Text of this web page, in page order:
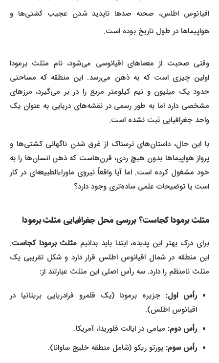
اقیانوس اطلس، صحنه صدها ناپدید شدن عجیب کشتی‌ها و
هواپیماها در طول تاریخ بوده است.
وقتی صحبت از معماهای اقیانوسی می‌شود، نام مثلث برمودا
اولین چیزی است که به ذهن می‌رسد. این منطقه که مساحتی
حدود یک میلیون و نیم کیلومتر مربع را در بر می‌گیرد، مرزهای
مشخصی دارد اما به طور رسمی در نقشه‌های دریایی به عنوان یک
واحد جغرافیایی ثبت نشده است.
با این حال، داستان‌های ترسناک از غرق شدن ناگهانی کشتی‌ها و
پرواز هواپیماها بدون هیچ ردی، قرن‌هاست که ذهن انسان‌ها را به
خود مشغول کرده است. اما آیا واقعاً نیروی ماوراءالطبیعه‌ای در کار
است یا توضیحات علمی ساده‌تری وجود دارد؟
مثلث برمودا کجاست؟ بررسی محل جغرافیایی مثلث برمودا
برای درک بهتر این پدیده، ابتدا باید بدانیممثلث برمودا کجاست.
این منطقه در شمال اقیانوس اطلس قرار دارد و شکل تقریبی یک
مثلث نامنظم را دارد. سه رأس اصلی این مثلث عبارتند از:
رأس اول:جزیره برمودا (یک قلمرو فرادریایی بریتانیا در
اقیانوس اطلس).
رأس دوم:میامی در ایالت فلوریدا، آمریکا.
رأس سوم:پورتو ریکو (شامل منطقه خلیج ساوانا).